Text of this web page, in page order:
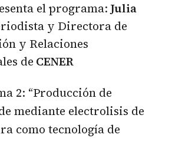
el programa: Julia
y Directora de
y Relaciones
de CENER
2: “Producción de
mediante electrolisis de
como tecnología de